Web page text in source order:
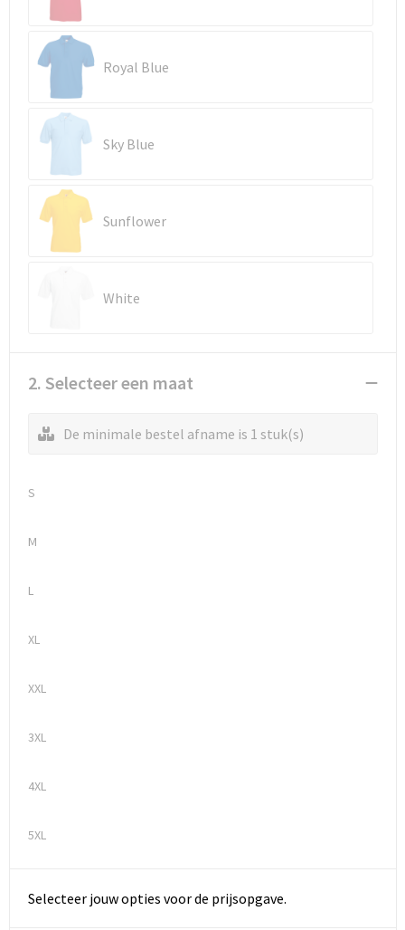
Royal Blue
Sky Blue
Sunflower
White
2. Selecteer een maat
De minimale bestel afname is 1 stuk(s)
S
M
L
XL
XXL
3XL
4XL
5XL
Selecteer jouw opties voor de prijsopgave.